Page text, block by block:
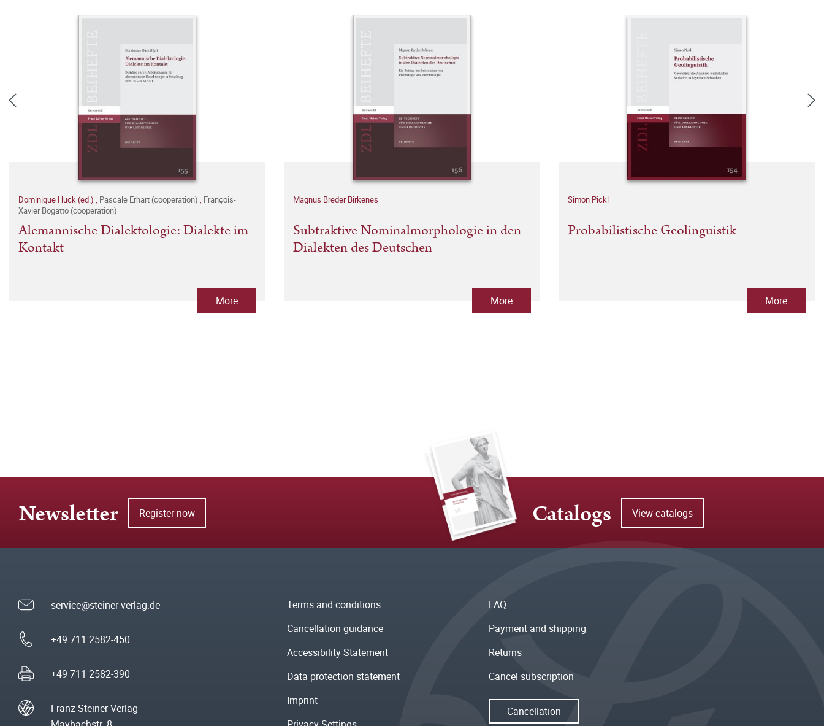
Dominique Huck (ed.) , Pascale Erhart (cooperation) , François-
Xavier Bogatto (cooperation)
Alemannische Dialektologie: Dialekte im
Kontakt
More
Magnus Breder Birkenes
Subtraktive Nominalmorphologie in den
Dialekten des Deutschen
More
Simon Pickl
Probabilistische Geolinguistik
More
Newsletter Register now Catalogs View catalogs
service@steiner-verlag.de
+49 711 2582-450
+49 711 2582-390
Franz Steiner Verlag
Terms and conditions
Cancellation guidance
Accessibility Statement
Data protection statement
Imprint
FAQ
Payment and shipping
Returns
Cancel subscription
Cancellation